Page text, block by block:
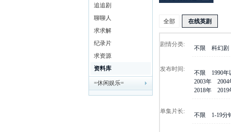
剧
追追剧
聊聊人
求求解
纪录片
求资源
资料库
=休闲娱乐=
全部 在线英剧
剧情分类:
不限 科幻剧
发布时间:
不限 1990年
2003年
2004
2018年
2019
单集片长:
不限 1-19分